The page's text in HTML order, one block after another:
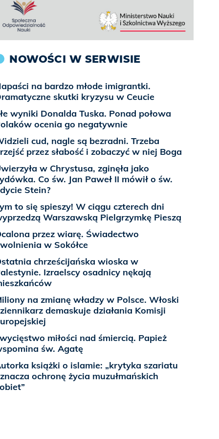
NOWOŚCI W SERWISIE
na bardzo młode imigrantki.
skutki kryzysu w Ceucie
wyniki Donalda Tuska. Ponad połowa
ocenia go negatywnie
cud, nagle są bezradni. Trzeba
przez słabość i zobaczyć w niej Boga
w Chrystusa, zginęła jako
Co św. Jan Paweł II mówił o św.
Stein?
to się spieszy! W ciągu czterech dni
Warszawską Pielgrzymkę Pieszą
przez wiarę. Świadectwo
w Sokółce
chrześcijańska wioska w
Izraelscy osadnicy nękają
na zmianę władzy w Polsce. Włoski
demaskuje działania Komisji
miłości nad śmiercią. Papież
św. Agatę
książki o islamie: „krytyka szariatu
ochronę życia muzułmańskich